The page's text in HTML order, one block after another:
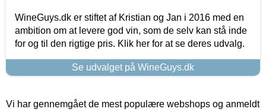
WineGuys.dk er stiftet af Kristian og Jan i 2016 med en
ambition om at levere god vin, som de selv kan stå inde
for og til den rigtige pris. Klik her for at se deres udvalg.
Se udvalget på WineGuys.dk
Vi har gennemgået de mest populære webshops og anmeldt